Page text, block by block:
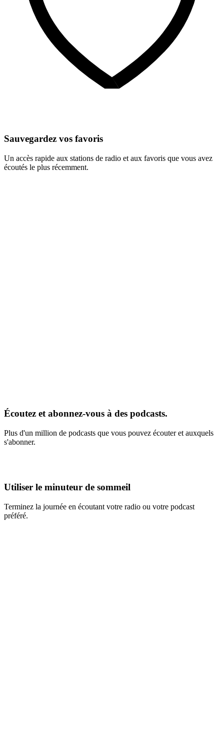
Sauvegardez vos favoris
Un accès rapide aux stations de radio et aux favoris que vous avez
écoutés le plus récemment.
Écoutez et abonnez-vous à des podcasts.
Plus d'un million de podcasts que vous pouvez écouter et auxquels
s'abonner.
Utiliser le minuteur de sommeil
Terminez la journée en écoutant votre radio ou votre podcast
préféré.